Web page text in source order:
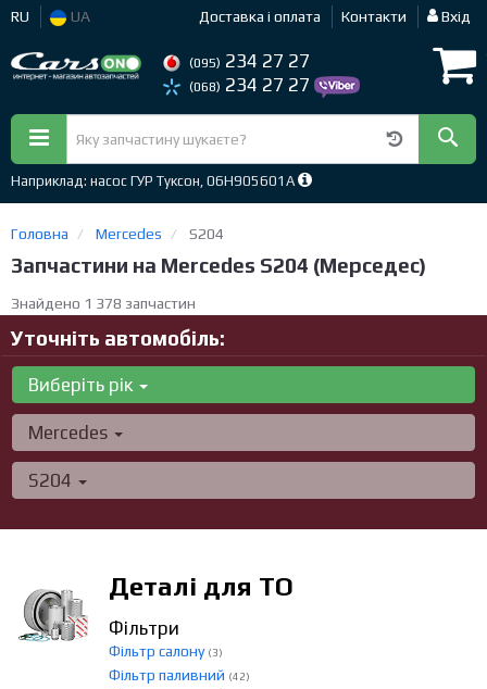
RU UA Доставка і оплата Контакти Вхід
(095) 234 27 27
(068) 234 27 27
Наприклад: насос ГУР Туксон, 06H905601A
Головна Mercedes S204
Запчастини на Mercedes S204 (Мерседес)
Знайдено 1 378 запчастин
Уточніть автомобіль:
Виберіть рік
Mercedes
S204
Деталі для ТО
Фільтри
Фільтр салону (3)
Фільтр паливний (42)